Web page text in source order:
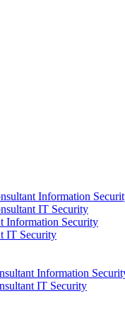
Information
IT Security
Information Security
IT Security
Information
IT Security